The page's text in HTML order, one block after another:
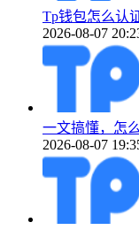
Tp钱包怎么认
2026-08-07
一文搞懂，怎
2026-08-07